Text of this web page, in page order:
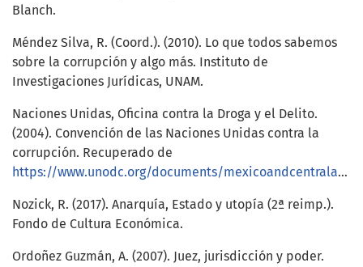
Blanch.
Méndez Silva, R. (Coord.). (2010). Lo que todos sabemos
sobre la corrupción y algo más. Instituto de
Investigaciones Jurídicas, UNAM.
Naciones Unidas, Oficina contra la Droga y el Delito.
(2004). Convención de las Naciones Unidas contra la
corrupción. Recuperado de
https://www.unodc.org/documents/mexicoandcentralamerica/publications/Corrupcion/Convencion_de_las_NU_contra_la_Corrupcion.pdf
Nozick, R. (2017). Anarquía, Estado y utopía (2ª reimp.).
Fondo de Cultura Económica.
Ordoñez Guzmán, A. (2007). Juez, jurisdicción y poder.